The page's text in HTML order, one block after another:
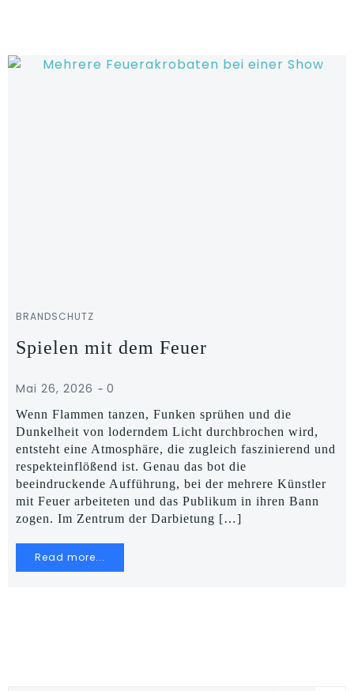
BRANDSCHUTZ
Spielen mit dem Feuer
Mai 26, 2026 - 0
Wenn Flammen tanzen, Funken sprühen und die
Dunkelheit von loderndem Licht durchbrochen wird,
entsteht eine Atmosphäre, die zugleich faszinierend und
respekteinflößend ist. Genau das bot die
beeindruckende Aufführung, bei der mehrere Künstler
mit Feuer arbeiteten und das Publikum in ihren Bann
zogen. Im Zentrum der Darbietung […]
Read more...